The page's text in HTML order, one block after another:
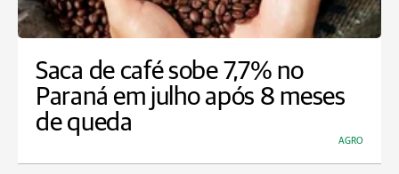
Saca de café sobe 7,7% no
Paraná em julho após 8 meses
de queda
AGRO